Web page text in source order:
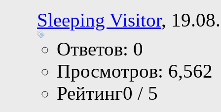
Sleeping Visitor,
Ответов: 0
Просмотров: 6,562
Рейтинг0 / 5